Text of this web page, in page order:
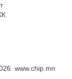
www.chip.mn